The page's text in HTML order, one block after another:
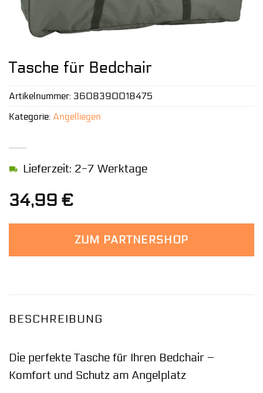
Tasche für Bedchair
34,99 €
Lieferzeit: 2-7 Werktage
ZUM PARTNERSHOP
Artikelnummer: 3608390018475
Kategorie: Angelliegen
BESCHREIBUNG
Die perfekte Tasche für Ihren Bedchair –
Komfort und Schutz am Angelplatz